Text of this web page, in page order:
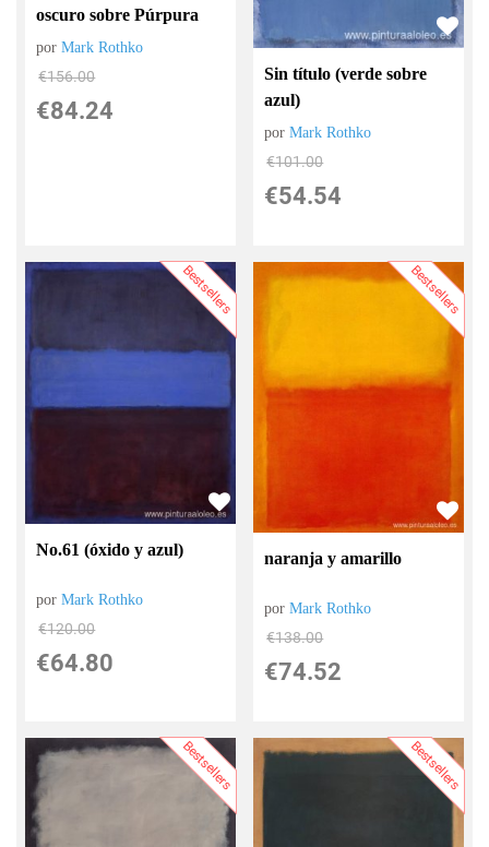
oscuro sobre Púrpura
porMark Rothko
€156.00
€84.24
Sin título (verde sobre
azul)
porMark Rothko
€101.00
€54.54
Bestsellers
No.61 (óxido y azul)
porMark Rothko
€120.00
€64.80
Bestsellers
naranja y amarillo
porMark Rothko
€138.00
€74.52
Bestsellers Bestsellers